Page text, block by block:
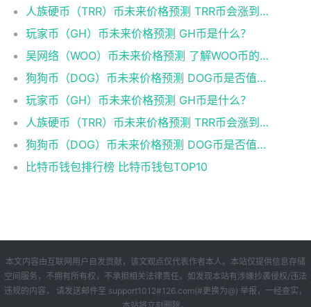
人族硬币（TRR）币未来价格预测 TRR币会涨到多少？
玩家币（GH）币未来价格预测 GH币是什么？
吴网络（WOO）币未来价格预测 了解WOO币的潜力与前景如何？
狗狗币（DOG）币未来价格预测 DOG币是否值得投资？
玩家币（GH）币未来价格预测 GH币是什么？
人族硬币（TRR）币未来价格预测 TRR币会涨到多少？
狗狗币（DOG）币未来价格预测 DOG币是否值得投资？
比特币钱包排行榜 比特币钱包TOP10
本文内容由互联网用户自发贡献，该文观点仅代表作者本人。本站仅提供信息存储
空间服务，不拥有所有权，不承担相关法律责任。如发现本站有涉嫌抄袭侵权/违法
违规的内容， 请发送邮件至 support1012#126.com(#更换为@) 举报，一经查实，